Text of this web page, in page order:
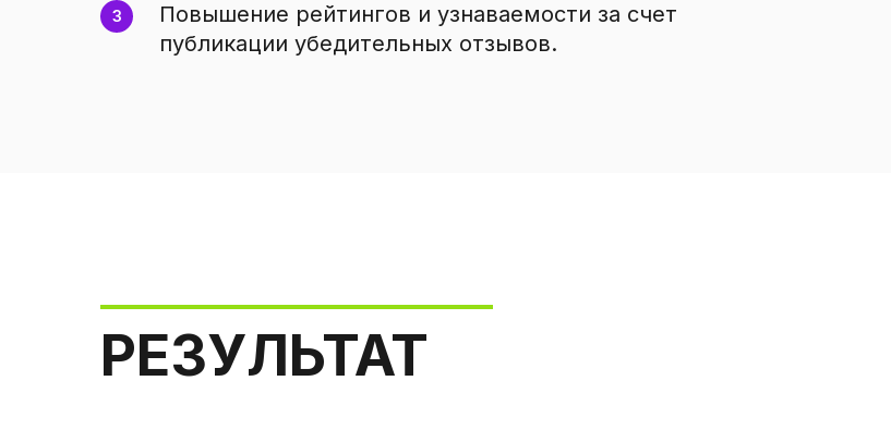
Повышение рейтингов и узнаваемости за счет
публикации убедительных отзывов.
РЕЗУЛЬТАТ